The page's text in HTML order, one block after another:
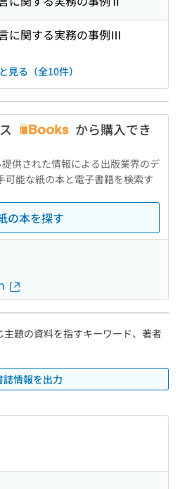
に関する実務の事例Ⅲ
見る（全10件）
から購入でき
供された情報による出版業界のデ
可能な紙の本と電子書籍を検索す
の本を探す
題の資料を指すキーワード、著者
誌情報を出力